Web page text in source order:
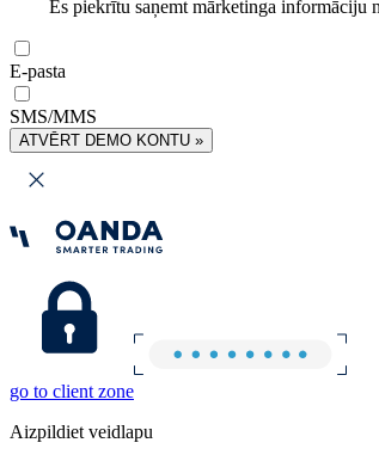
Es piekrītu saņemt mārketinga
E-pasta
SMS/MMS
ATVĒRT DEMO KONTU »
go to client zone
Aizpildiet veidlapu